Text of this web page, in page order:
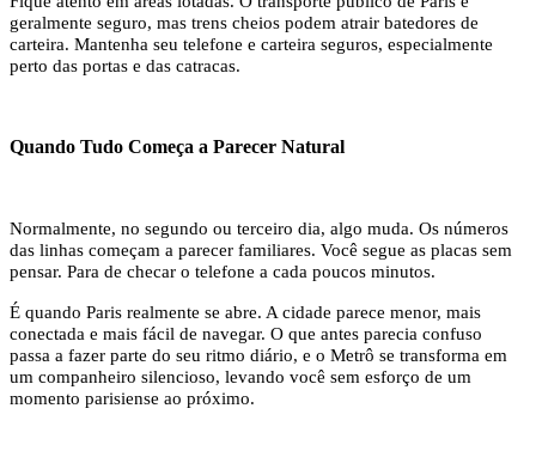
geralmente seguro, mas trens cheios podem atrair batedores de
carteira. Mantenha seu telefone e carteira seguros, especialmente
perto das portas e das catracas.
Quando Tudo Começa a Parecer Natural
Normalmente, no segundo ou terceiro dia, algo muda. Os números
das linhas começam a parecer familiares. Você segue as placas sem
pensar. Para de checar o telefone a cada poucos minutos.
É quando Paris realmente se abre. A cidade parece menor, mais
conectada e mais fácil de navegar. O que antes parecia confuso
passa a fazer parte do seu ritmo diário, e o Metrô se transforma em
um companheiro silencioso, levando você sem esforço de um
momento parisiense ao próximo.